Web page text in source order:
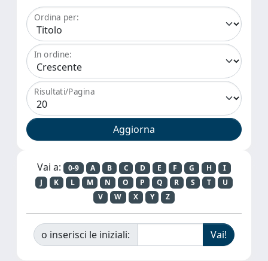
Ordina per:
In ordine:
Risultati/Pagina
Vai a: 0-9 A B C D E F G H
I
J
K L M N O P Q R S T
U
V
W X Y Z
o inserisci le iniziali: